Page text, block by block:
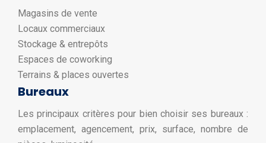
Magasins de vente
Locaux commerciaux
Stockage & entrepôts
Espaces de coworking
Terrains & places ouvertes
Bureaux
Les principaux critères pour bien choisir ses bureaux :
emplacement, agencement, prix, surface, nombre de